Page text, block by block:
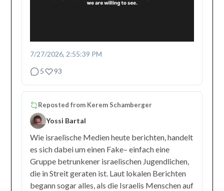
7/27/2026, 2:55:39 PM
5
93
Reposted from Kerem Schamberger
Yossi Bartal
Wie israelische Medien heute berichten, handelt
es sich dabei um einen Fake– einfach eine
Gruppe betrunkener israelischen Jugendlichen,
die in Streit geraten ist. Laut lokalen Berichten
begann sogar alles, als die Israelis Menschen auf